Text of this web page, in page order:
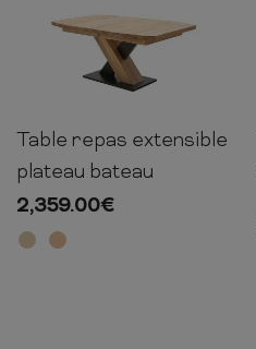
78cm
140-
90cm
Table repas extensible
plateau bateau
2,359.00€